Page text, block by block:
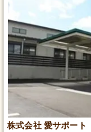
株式会社 愛サポート